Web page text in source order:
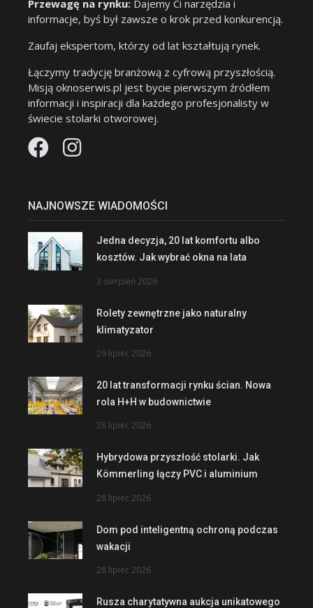
Przewagę na rynku: Dajemy Ci narzędzia i
informacje, byś był zawsze o krok przed konkurencją.
Zaufaj ekspertom, którzy od lat kształtują rynek.
Łączymy tradycję branżową z cyfrową przyszłością.
Misją oknoserwis.pl jest bycie pierwszym źródłem
informacji i inspiracji dla każdego profesjonalisty w
świecie stolarki otworowej.
NAJNOWSZE WIADOMOŚCI
Jedna decyzja, 20 lat komfortu albo
kosztów. Jak wybrać okna na lata
3 sierpień 2026
Rolety zewnętrzne jako naturalny
klimatyzator
29 lipiec 2026
20 lat transformacji rynku ścian. Nowa
rola H+H w budownictwie
28 lipiec 2026
Hybrydowa przyszłość stolarki. Jak
Kömmerling łączy PVC i aluminium
28 lipiec 2026
Dom pod inteligentną ochroną podczas
wakacji
28 lipiec 2026
Rusza charytatywna aukcja unikatowego